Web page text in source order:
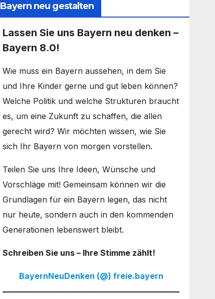
Bayern neu gestalten
Lassen Sie uns Bayern neu denken –
Bayern 8.0!
Wie muss ein Bayern aussehen, in dem Sie
und Ihre Kinder gerne und gut leben können?
Welche Politik und welche Strukturen braucht
es, um eine Zukunft zu schaffen, die allen
gerecht wird? Wir möchten wissen, wie Sie
sich Ihr Bayern von morgen vorstellen.
Teilen Sie uns Ihre Ideen, Wünsche und
Vorschläge mit! Gemeinsam können wir die
Grundlagen für ein Bayern legen, das nicht
nur heute, sondern auch in den kommenden
Generationen lebenswert bleibt.
Schreiben Sie uns – Ihre Stimme zählt!
BayernNeuDenken (@) freie.bayern